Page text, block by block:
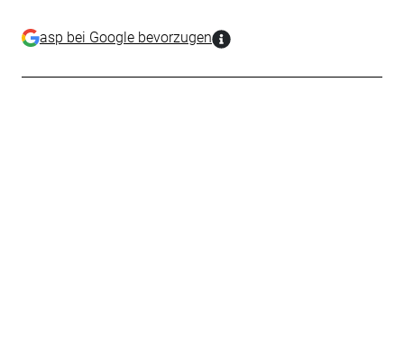
asp bei Google bevorzugen